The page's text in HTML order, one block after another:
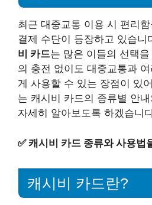
최근 대중교통 이용 시 편리
결제 수단이 등장하고 있습니
비 카드는 많은 이들의 선택
의 충전 없이도 대중교통과
게 사용할 수 있는 장점이 있
는 캐시비 카드의 종류별 안
자세히 알아보도록 하겠습니
✅캐시비 카드 종류와 사용법
캐시비 카드란?